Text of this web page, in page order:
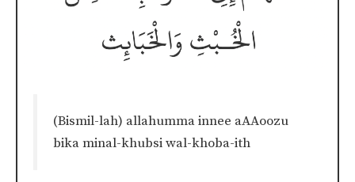
(Bismil-lah) allahumma innee aAAoozu
bika minal-khubsi wal-khoba-ith